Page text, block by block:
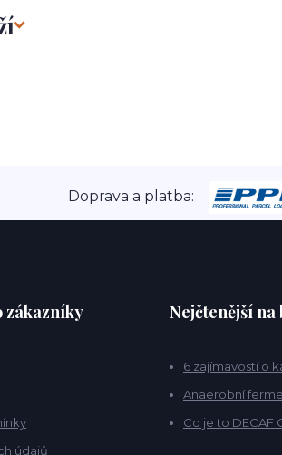
a platba:
údajů
Nejčtenější na
6 zajímavostí o
Anaerobní
Co je to DECAF